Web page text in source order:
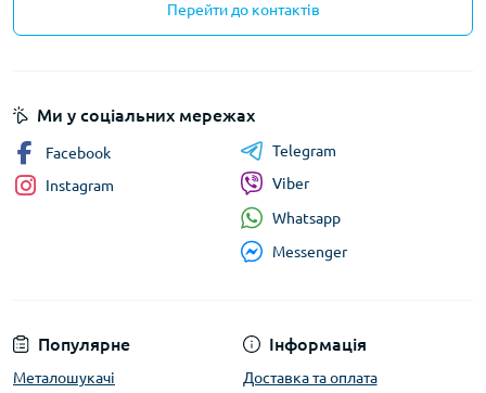
Перейти до контактів
Популярне
Металошукачі
Інформація
Доставка та оплата
Ми у соціальних мережах
Facebook
Instagram
Telegram
Viber
Whatsapp
Messenger